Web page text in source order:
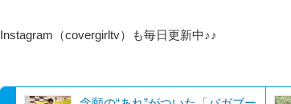
Instagram（covergirltv）も毎日更新中♪♪